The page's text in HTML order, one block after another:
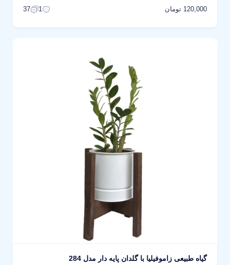
120,000 تومان 1
37
گیاه طبیعی زاموفیلیا با گلدان پایه دار مدل 284